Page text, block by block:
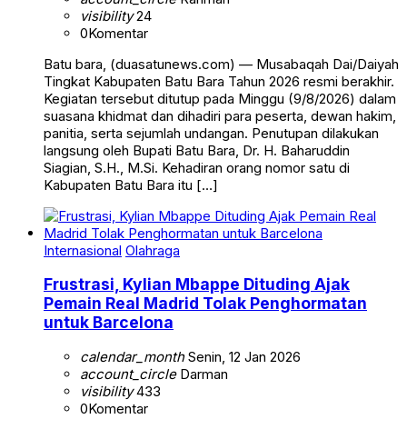
visibility24
0Komentar
Batu bara, (duasatunews.com) — Musabaqah Dai/Daiyah
Tingkat Kabupaten Batu Bara Tahun 2026 resmi berakhir.
Kegiatan tersebut ditutup pada Minggu (9/8/2026) dalam
suasana khidmat dan dihadiri para peserta, dewan hakim,
panitia, serta sejumlah undangan. Penutupan dilakukan
langsung oleh Bupati Batu Bara, Dr. H. Baharuddin
Siagian, S.H., M.Si. Kehadiran orang nomor satu di
Kabupaten Batu Bara itu […]
Internasional Olahraga
Frustrasi, Kylian Mbappe Dituding Ajak
Pemain Real Madrid Tolak Penghormatan
untuk Barcelona
calendar_monthSenin, 12 Jan 2026
account_circleDarman
visibility433
0Komentar